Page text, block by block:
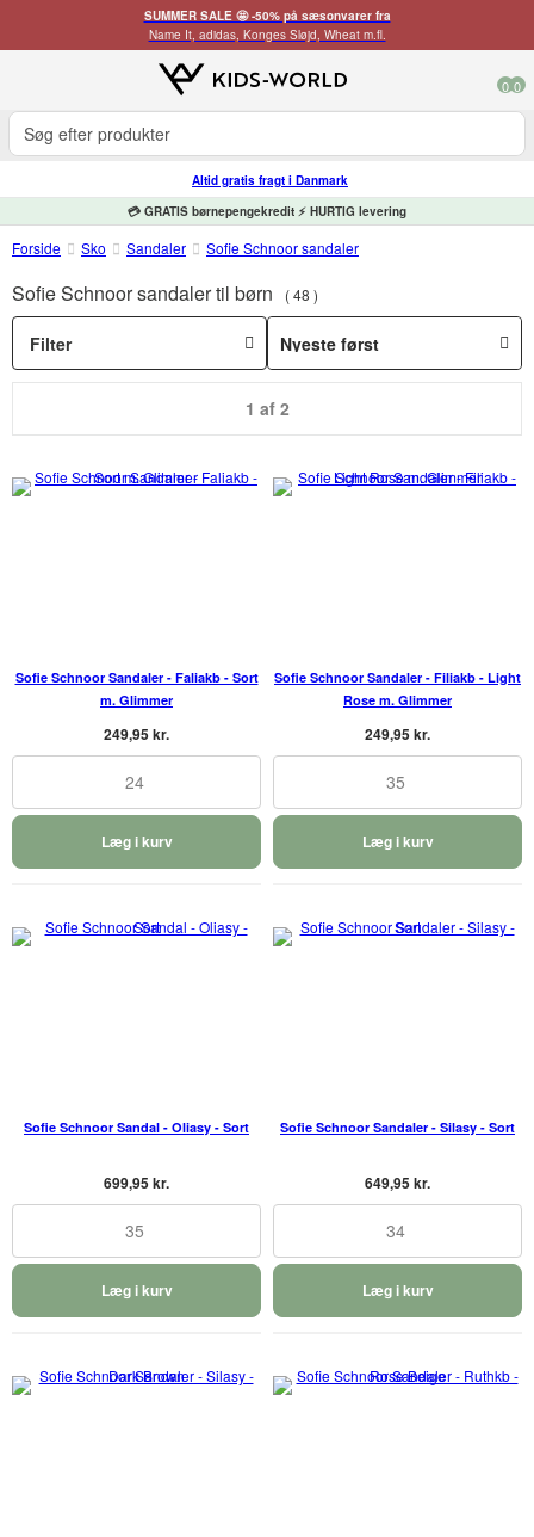
SUMMER SALE 🤩 -50% på sæsonvarer fra
Name It, adidas, Konges Sløjd, Wheat m.fl.
0 0
Altid gratis fragt i Danmark
💳 GRATIS børnepengekredit ⚡ HURTIG levering
Forside Sko Sandaler Sofie Schnoor sandaler
Sofie Schnoor sandaler til børn 48
Filter
1 af 2
Sofie Schnoor Sandaler - Faliakb - Sort
m. Glimmer
249,95 kr.
24
Læg i kurv
Sofie Schnoor Sandaler - Filiakb - Light
Rose m. Glimmer
249,95 kr.
35
Læg i kurv
Sofie Schnoor Sandal - Oliasy - Sort
699,95 kr.
35
Læg i kurv
Sofie Schnoor Sandaler - Silasy - Sort
649,95 kr.
34
Læg i kurv